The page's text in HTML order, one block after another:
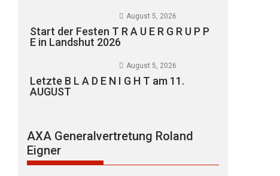
August 5, 2026
Start der Festen T R A U E R G R U P P
E in Landshut 2026
August 5, 2026
Letzte B L A D E N I G H T am 11.
AUGUST
AXA Generalvertretung Roland
Eigner